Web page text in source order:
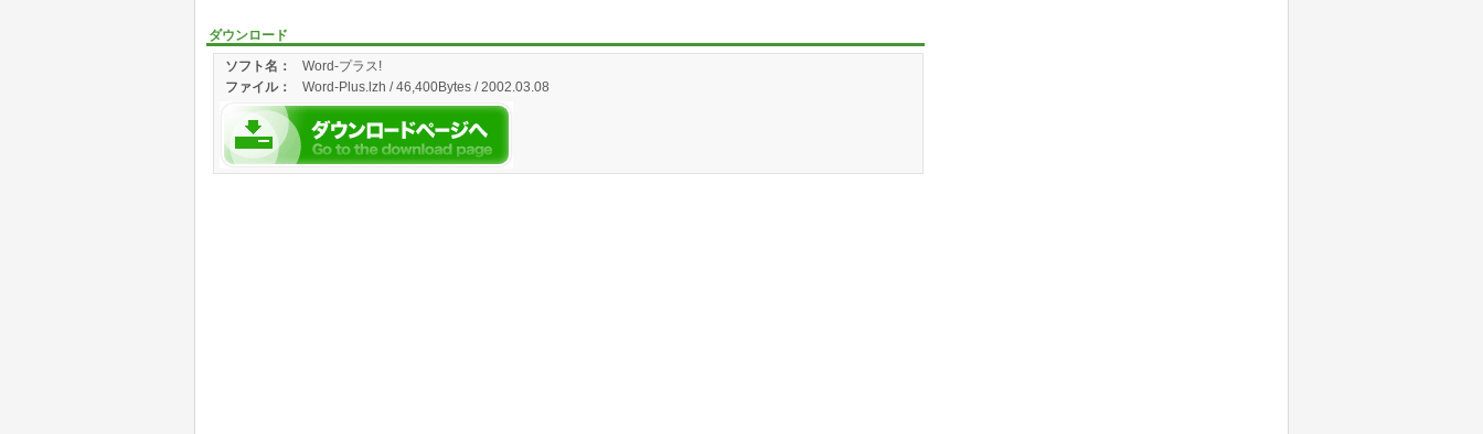
ダウンロード
ソフト名：
Word-プラス!
ファイル：
Word-Plus.lzh / 46,400Bytes / 2002.03.08